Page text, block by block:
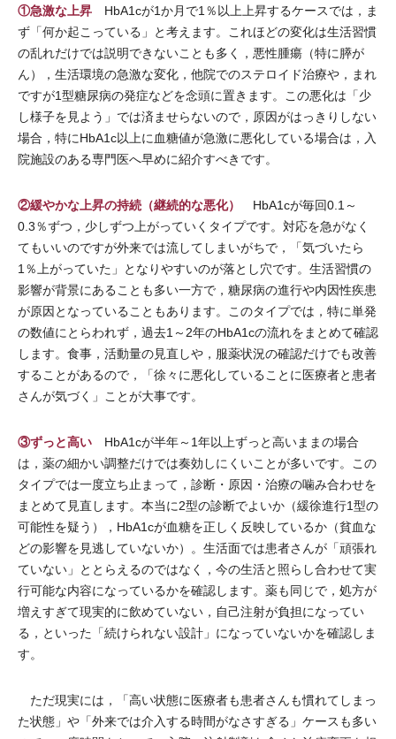
①急激な上昇 HbA1cが1か月で1％以上上昇するケースでは，ま
ず「何か起こっている」と考えます。これほどの変化は生活習慣
の乱れだけでは説明できないことも多く，悪性腫瘍（特に膵が
ん），生活環境の急激な変化，他院でのステロイド治療や，まれ
ですが1型糖尿病の発症などを念頭に置きます。この悪化は「少
し様子を見よう」では済ませらないので，原因がはっきりしない
場合，特にHbA1c以上に血糖値が急激に悪化している場合は，入
院施設のある専門医へ早めに紹介すべきです。
②緩やかな上昇の持続（継続的な悪化）
HbA1cが毎回0.1～
0.3％ずつ，少しずつ上がっていくタイプです。対応を急がなく
てもいいのですが外来では流してしまいがちで，「気づいたら
1％上がっていた」となりやすいのが落とし穴です。生活習慣の
影響が背景にあることも多い一方で，糖尿病の進行や内因性疾患
が原因となっていることもあります。このタイプでは，特に単発
の数値にとらわれず，過去1～2年のHbA1cの流れをまとめて確認
します。食事，活動量の見直しや，服薬状況の確認だけでも改善
することがあるので，「徐々に悪化していることに医療者と患者
さんが気づく」ことが大事です。
③ずっと高い HbA1cが半年～1年以上ずっと高いままの場合
は，薬の細かい調整だけでは奏効しにくいことが多いです。この
タイプでは一度立ち止まって，診断・原因・治療の噛み合わせを
まとめて見直します。本当に2型の診断でよいか（緩徐進行1型の
可能性を疑う），HbA1cが血糖を正しく反映しているか（貧血な
どの影響を見逃していないか）。生活面では患者さんが「頑張れ
ていない」ととらえるのではなく，今の生活と照らし合わせて実
行可能な内容になっているかを確認します。薬も同じで，処方が
増えすぎて現実的に飲めていない，自己注射が負担になってい
る，といった「続けられない設計」になっていないかを確認しま
す。
ただ現実には，「高い状態に医療者も患者さんも慣れてしまっ
た状態」や「外来では介入する時間がなさすぎる」ケースも多い